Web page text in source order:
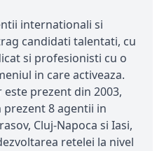
internationali si
candidati talentati, cu
si profesionisti cu o
in care activeaza.
prezent din 2003,
prezent 8 agentii in
Cluj-Napoca si Iasi,
retelei la nivel